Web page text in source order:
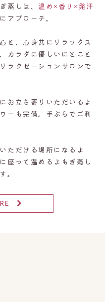
蒸しは、 温め×香り×発汗
アプローチ。
と、心身共にリラックス
カラダに優しいにとこと
ラクゼーションサロンで
お立ち寄りいただいるよ
ーも完備。手ぶらでご利
ただける場所になるよ
座って温めるよもぎ蒸し
。